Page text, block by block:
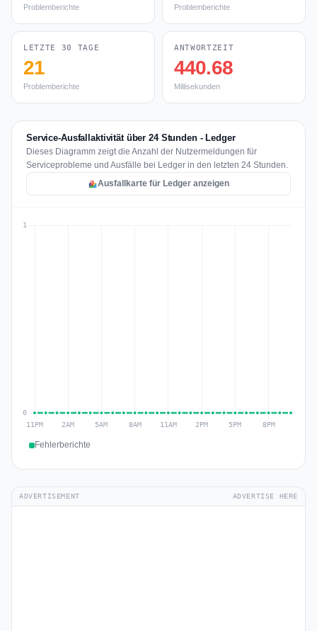
Problemberichte Problemberichte
LETZTE 30 TAGE
21
Problemberichte
ANTWORTZEIT
440.68
Millisekunden
Service-Ausfallaktivität über 24 Stunden - Ledger
Dieses Diagramm zeigt die Anzahl der Nutzermeldungen für
Serviceprobleme und Ausfälle bei Ledger in den letzten 24 Stunden.
Ausfallkarte für Ledger anzeigen
Fehlerberichte
ADVERTISEMENT ADVERTISE HERE